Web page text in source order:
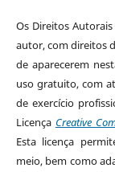
Os Direitos
autor, com direitos
de aparecerem
uso gratuito, com
de exercício
Licença Creative
Esta licença
meio, bem como